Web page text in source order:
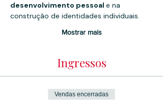
desenvolvimento pessoal e na
construção de identidades individuais.
Mostrar mais
Ingressos
Vendas encerradas